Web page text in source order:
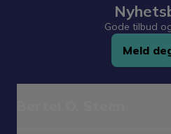
Gode tilbud
Meld